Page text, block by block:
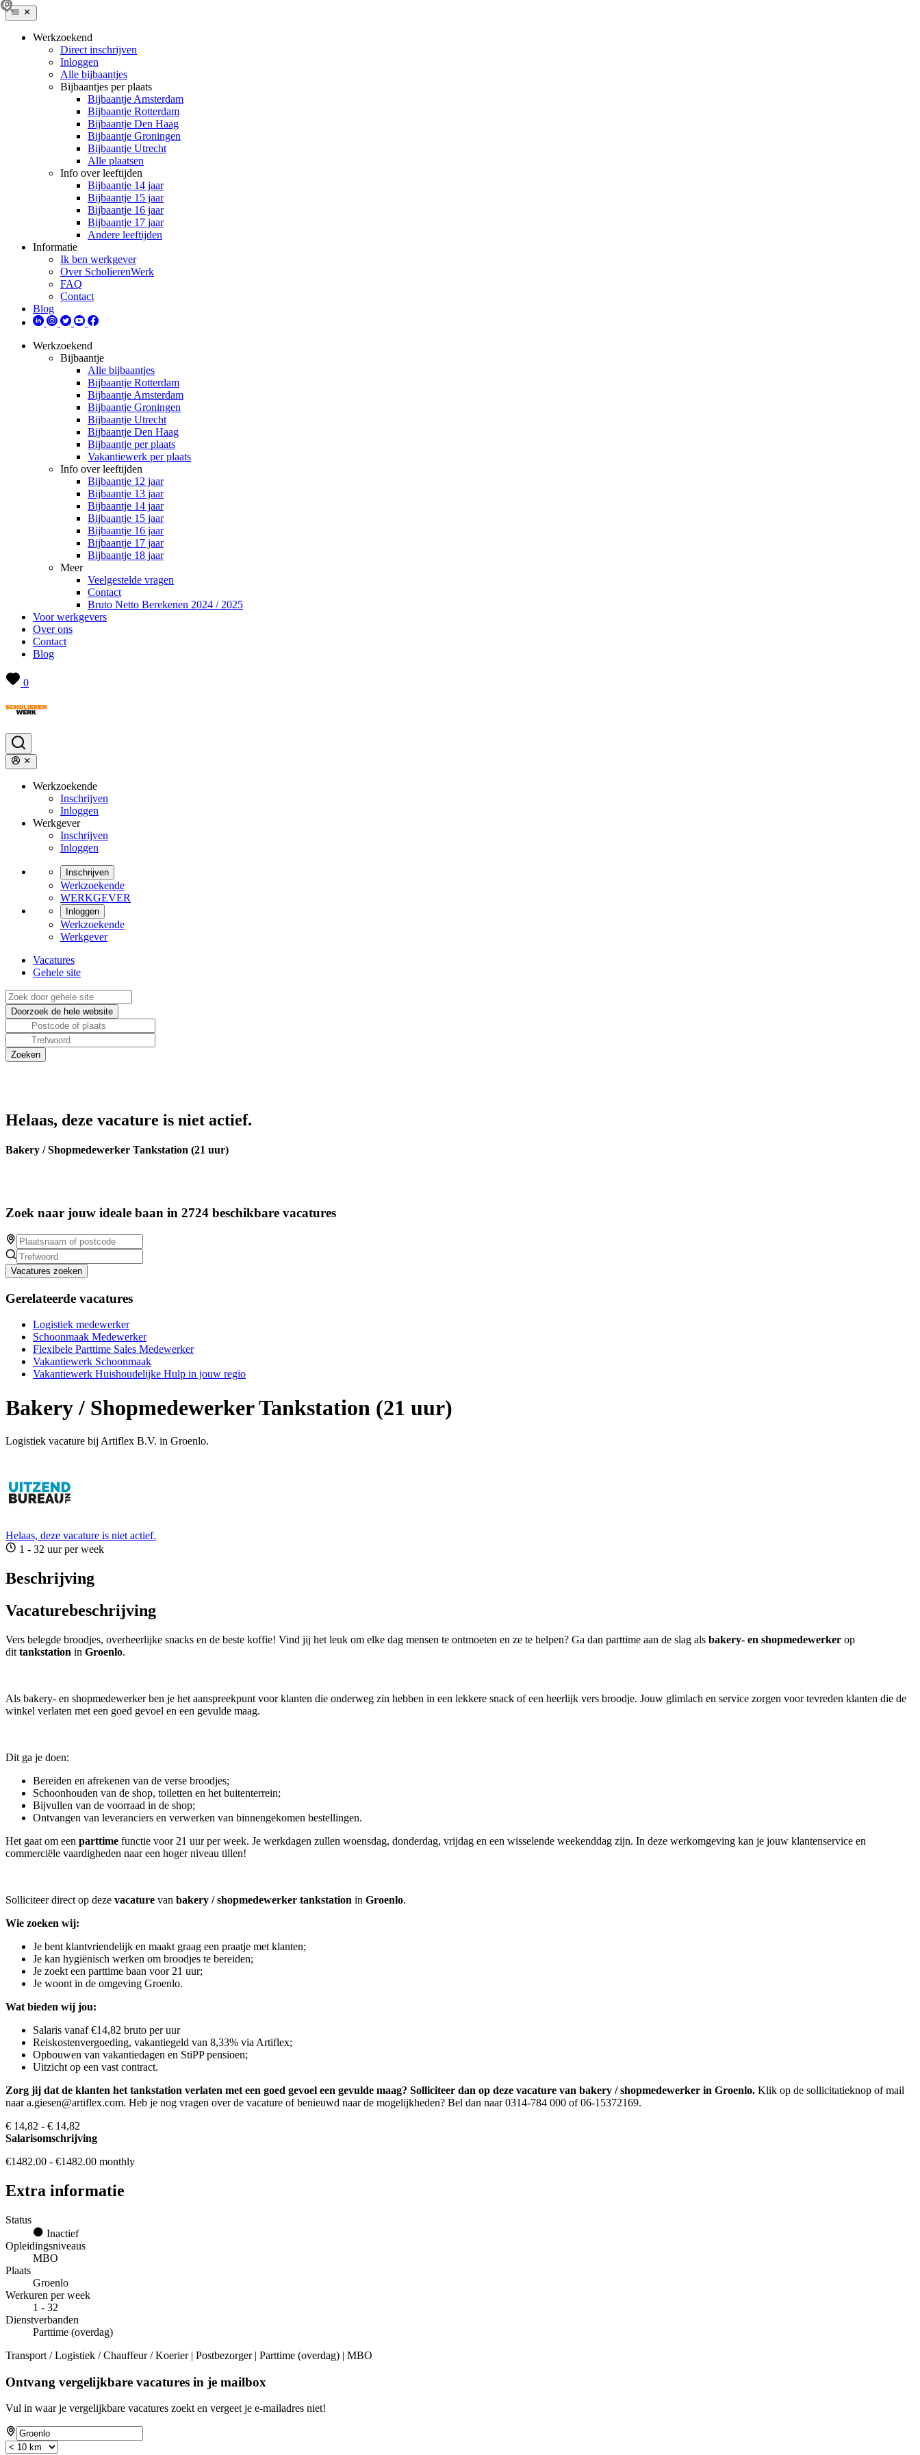
Werkzoekend
Direct inschrijven
Inloggen
Alle bijbaantjes
Bijbaantjes per plaats
Bijbaantje Amsterdam
Bijbaantje Rotterdam
Bijbaantje Den Haag
Bijbaantje Groningen
Bijbaantje Utrecht
Alle plaatsen
Info over leeftijden
Bijbaantje 14 jaar
Bijbaantje 15 jaar
Bijbaantje 16 jaar
Bijbaantje 17 jaar
Andere leeftijden
Informatie
Ik ben werkgever
Over ScholierenWerk
FAQ
Contact
Blog
Werkzoekend
Bijbaantje
Alle bijbaantjes
Bijbaantje Rotterdam
Bijbaantje Amsterdam
Bijbaantje Groningen
Bijbaantje Utrecht
Bijbaantje Den Haag
Bijbaantje per plaats
Vakantiewerk per plaats
Info over leeftijden
Bijbaantje 12 jaar
Bijbaantje 13 jaar
Bijbaantje 14 jaar
Bijbaantje 15 jaar
Bijbaantje 16 jaar
Bijbaantje 17 jaar
Bijbaantje 18 jaar
Meer
Veelgestelde vragen
Contact
Bruto Netto Berekenen 2024 / 2025
Voor werkgevers
Over ons
Contact
Blog
0
Werkzoekende
Inschrijven
Inloggen
Werkgever
Inschrijven
Inloggen
Inschrijven
Werkzoekende
WERKGEVER
Inloggen
Werkzoekende
Werkgever
Vacatures
Gehele site
Helaas, deze vacature is niet actief.
Bakery / Shopmedewerker Tankstation (21 uur)
Zoek naar jouw ideale baan in 2724 beschikbare vacatures
Vacatures zoeken
Gerelateerde vacatures
Logistiek medewerker
Schoonmaak Medewerker
Flexibele Parttime Sales Medewerker
Vakantiewerk Schoonmaak
Vakantiewerk Huishoudelijke Hulp in jouw regio
Bakery / Shopmedewerker Tankstation (21 uur)
Logistiek vacature bij Artiflex B.V. in Groenlo.
Helaas, deze vacature is niet actief.
1 - 32 uur per week
Beschrijving
Vacaturebeschrijving
Vers belegde broodjes, overheerlijke snacks en de beste koffie! Vind jij het leuk om elke dag mensen te ontmoeten en ze te helpen? Ga dan parttime aan de slag als bakery- en shopmedewerker op
dit tankstation in Groenlo.
Als bakery- en shopmedewerker ben je het aanspreekpunt voor klanten die onderweg zin hebben in een lekkere snack of een heerlijk vers broodje. Jouw glimlach en service zorgen voor tevreden klanten die de
winkel verlaten met een goed gevoel en een gevulde maag.
Dit ga je doen:
Bereiden en afrekenen van de verse broodjes;
Schoonhouden van de shop, toiletten en het buitenterrein;
Bijvullen van de voorraad in de shop;
Ontvangen van leveranciers en verwerken van binnengekomen bestellingen.
Het gaat om een parttime functie voor 21 uur per week. Je werkdagen zullen woensdag, donderdag, vrijdag en een wisselende weekenddag zijn. In deze werkomgeving kan je jouw klantenservice en
commerciële vaardigheden naar een hoger niveau tillen!
Solliciteer direct op deze vacature van bakery / shopmedewerker tankstation in Groenlo.
Wie zoeken wij:
Je bent klantvriendelijk en maakt graag een praatje met klanten;
Je kan hygiënisch werken om broodjes te bereiden;
Je zoekt een parttime baan voor 21 uur;
Je woont in de omgeving Groenlo.
Wat bieden wij jou:
Salaris vanaf €14,82 bruto per uur
Reiskostenvergoeding, vakantiegeld van 8,33% via Artiflex;
Opbouwen van vakantiedagen en StiPP pensioen;
Uitzicht op een vast contract.
Zorg jij dat de klanten het tankstation verlaten met een goed gevoel een gevulde maag? Solliciteer dan op deze vacature van bakery / shopmedewerker in Groenlo. Klik op de sollicitatieknop of mail
naar a.giesen@artiflex.com. Heb je nog vragen over de vacature of benieuwd naar de mogelijkheden? Bel dan naar 0314-784 000 of 06-15372169.
€ 14,82 - € 14,82
Salarisomschrijving
€1482.00 - €1482.00 monthly
Extra informatie
Status
Inactief
Opleidingsniveaus
MBO
Plaats
Groenlo
Werkuren per week
1 - 32
Dienstverbanden
Parttime (overdag)
Transport / Logistiek / Chauffeur / Koerier | Postbezorger | Parttime (overdag) | MBO
Ontvang vergelijkbare vacatures in je mailbox
Vul in waar je vergelijkbare vacatures zoekt en vergeet je e-mailadres niet!